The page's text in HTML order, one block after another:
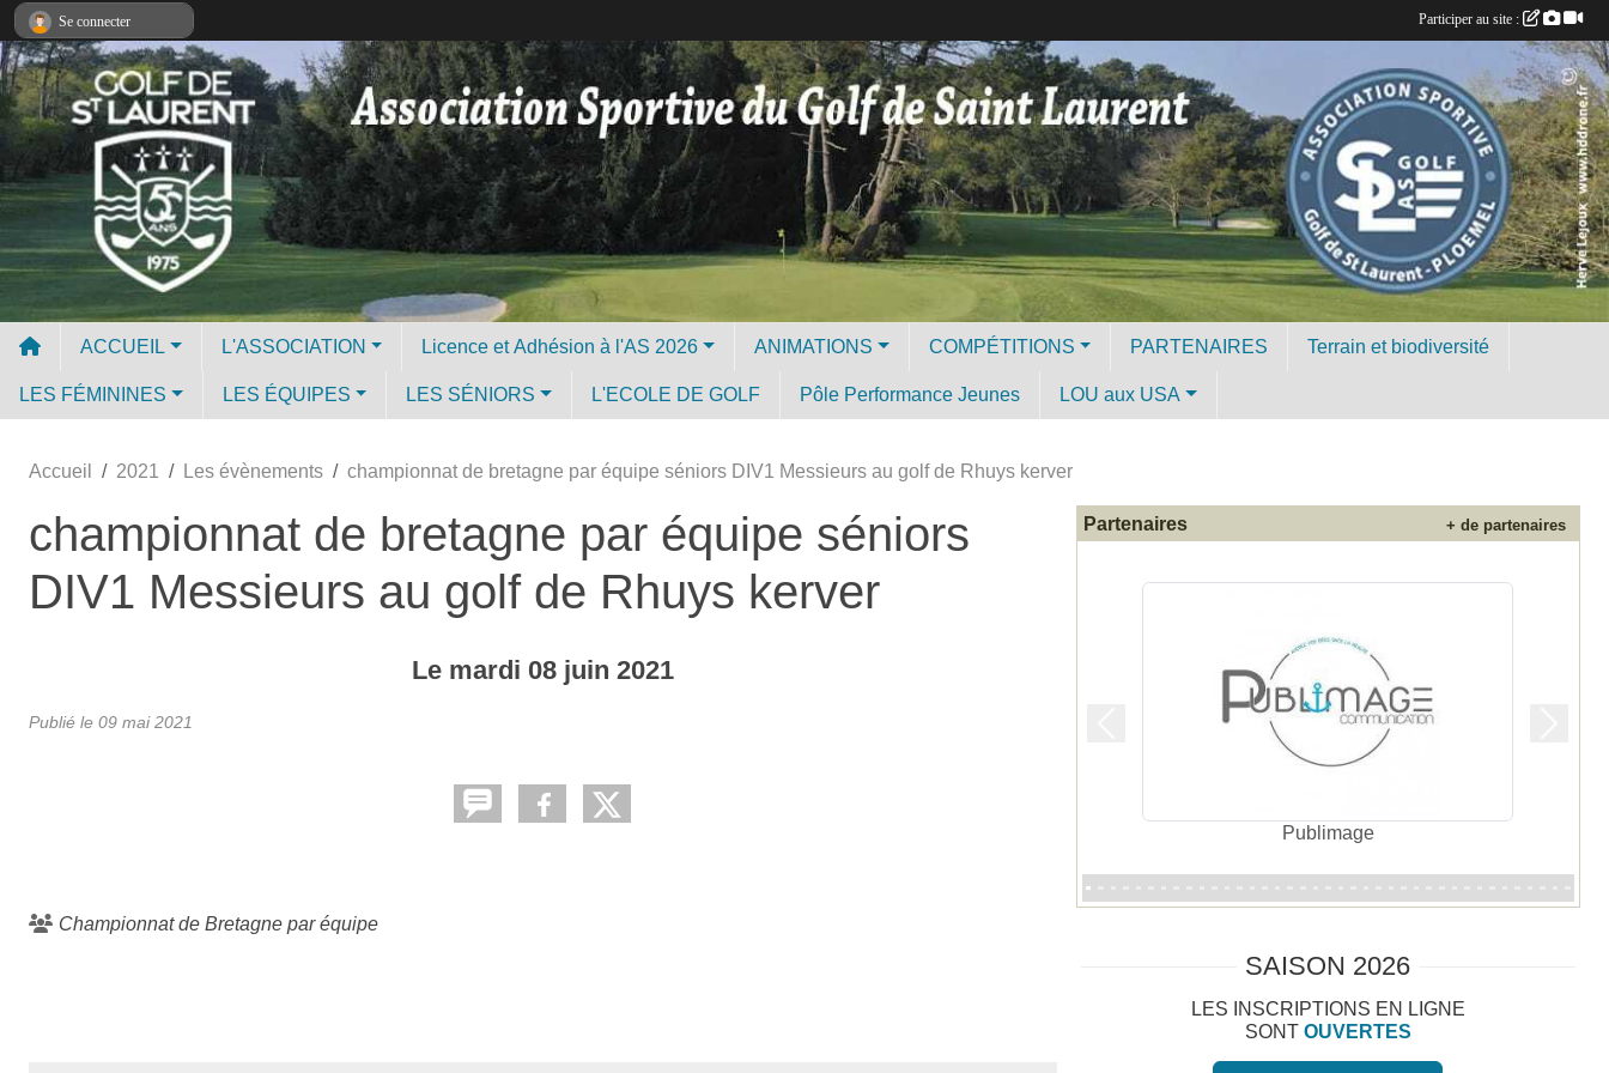
ACCUEIL L'ASSOCIATION Licence et Adhésion à l'AS 2026 ANIMATIONS COMPÉTITIONS PARTENAIRES Terrain et biodiversité
LES FÉMININES LES ÉQUIPES LES SÉNIORS L'ECOLE DE GOLF Pôle Performance Jeunes LOU aux USA
Accueil 2021 Les évènements championnat de bretagne par équipe séniors DIV1 Messieurs au golf de Rhuys kerver
championnat de bretagne par équipe séniors
DIV1 Messieurs au golf de Rhuys kerver
Le mardi 08 juin 2021
Publié le 09 mai 2021
Championnat de Bretagne par équipe
Partenaires
La Terrasse à Carnac
+ de partenaires
SAISON 2026
LES INSCRIPTIONS EN LIGNE
SONT OUVERTES
Se connecter Participer au site :
Panneau de gestion des cookies